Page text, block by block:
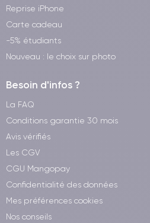
Reprise iPhone
Carte cadeau
-5% étudiants
Nouveau : le choix sur photo
Besoin d'infos ?
La FAQ
Conditions garantie 30 mois
Avis vérifiés
Les CGV
CGU Mangopay
Confidentialité des données
Mes préférences cookies
Nos conseils